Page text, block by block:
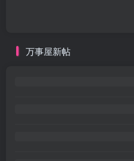
万事屋新帖